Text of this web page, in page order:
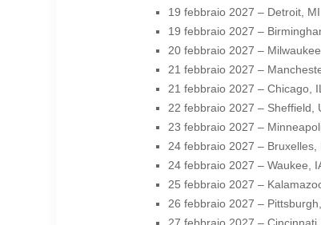
19 febbraio 2027 – Detroit, MI
19 febbraio 2027 –
20 febbraio 2027 –
21 febbraio 2027 –
21 febbraio 2027 – Chicago, IL
22 febbraio 2027 – Sheffield,
23 febbraio 2027 –
24 febbraio 2027 – Bruxelles,
24 febbraio 2027 – Waukee,
25 febbraio 2027 –
26 febbraio 2027 –